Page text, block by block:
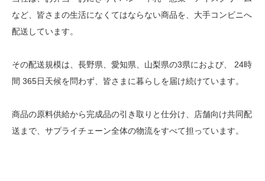
など、皆さまの生活になくてはならない商品を、大手コンビニへ
配送しています。
その配送規模は、長野県、愛知県、山梨県の3県におよび、 24時
間 365日天候を問わず、皆さまに暮らしを届け続けています。
商品の原料供給から完成品の引き取りと仕分け、店舗向け共同配
送まで、サプライチェーン全体の物流をすべて担っています。